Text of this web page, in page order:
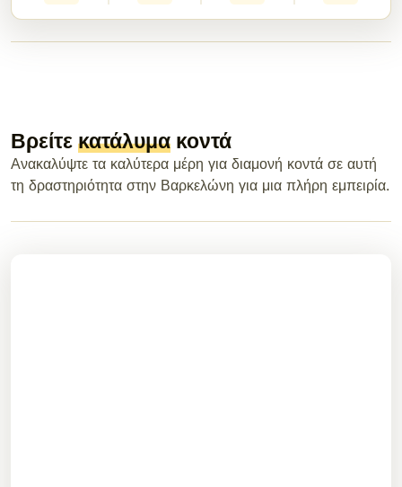
Βρείτε κατάλυμα κοντά
Ανακαλύψτε τα καλύτερα μέρη για διαμονή κοντά σε αυτή
τη δραστηριότητα στην Βαρκελώνη για μια πλήρη εμπειρία.